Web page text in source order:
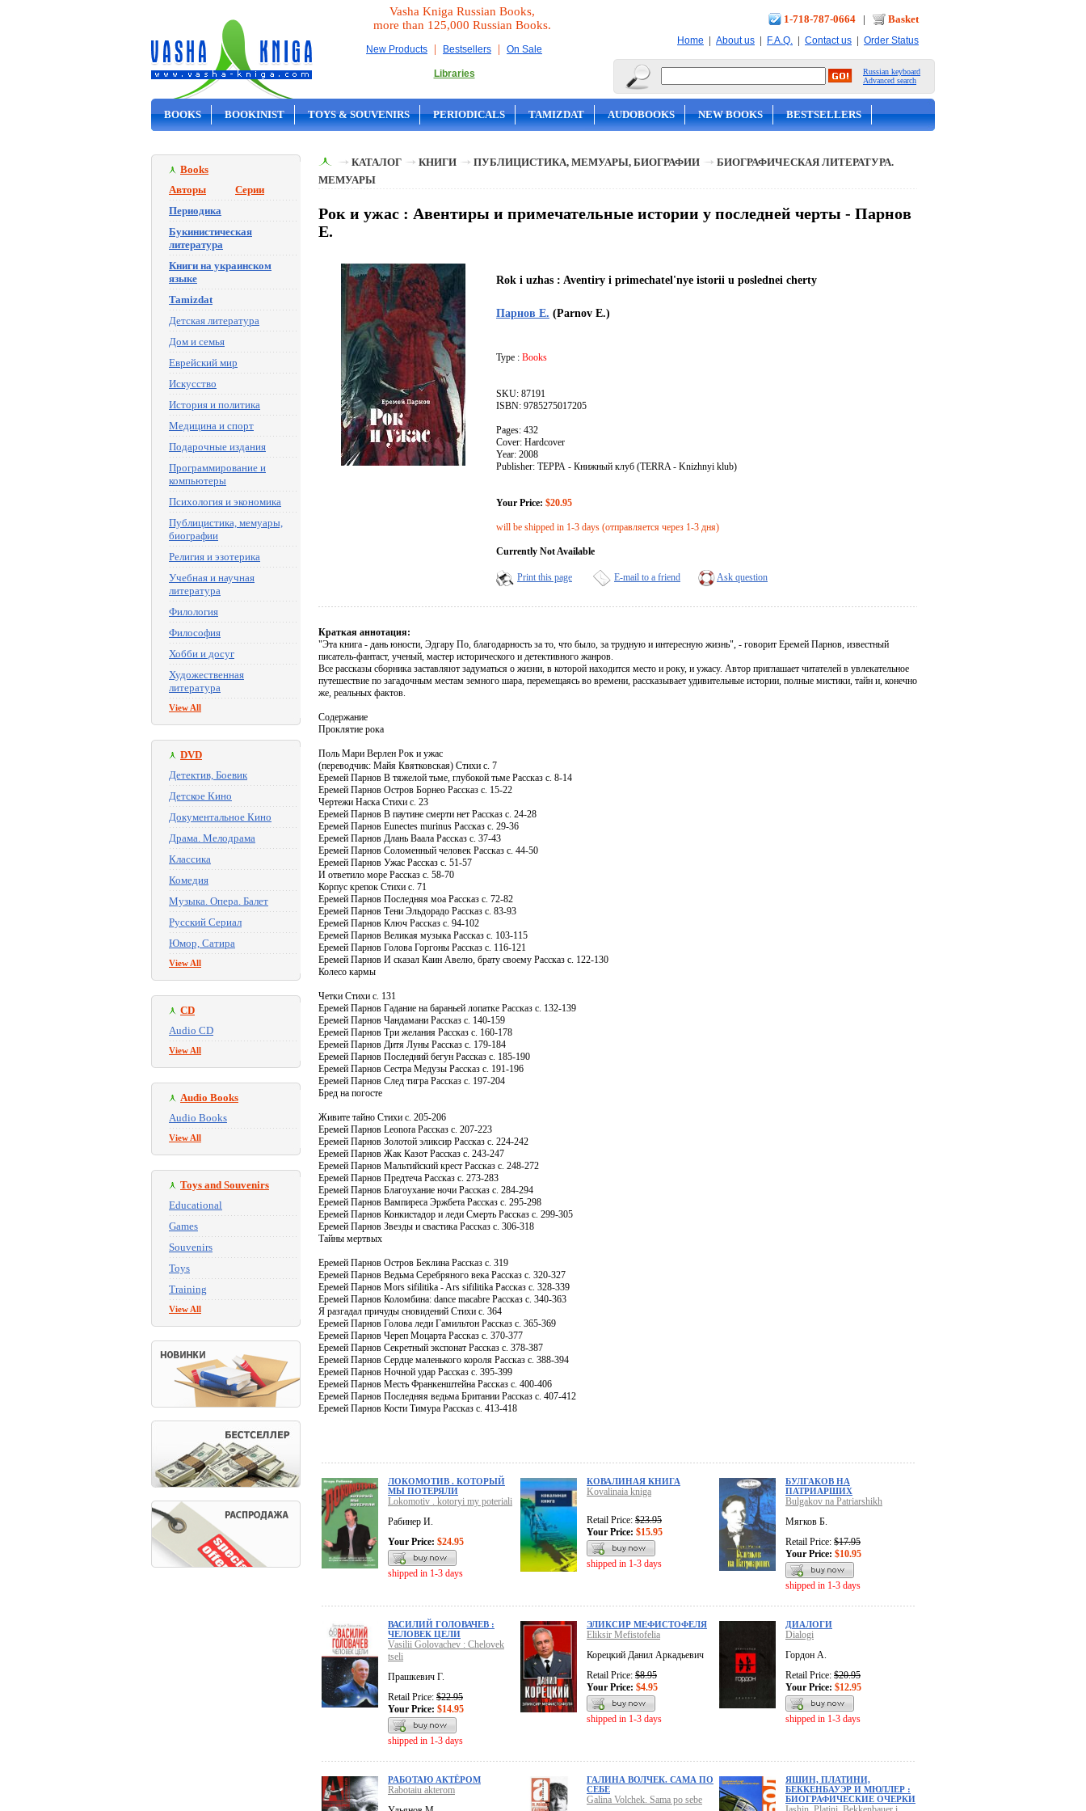
Vasha Kniga Russian Books,
more than 125,000 Russian Books.
New Products | Bestsellers | On Sale
Libraries
1-718-787-0664 | Basket
Home | About us | F.A.Q. | Contact us | Order Status
Russian keyboard
Advanced search
BOOKS BOOKINIST TOYS & SOUVENIRS PERIODICALS TAMIZDAT AUDOBOOKS NEW BOOKS BESTSELLERS
Books
Авторы
Серии
Периодика
Букинистическая
литература
Книги на украинском
языке
Tamizdat
Детская литература
Дом и семья
Еврейский мир
Искусство
История и политика
Медицина и спорт
Подарочные издания
Программирование и
компьютеры
Психология и экономика
Публицистика, мемуары,
биографии
Религия и эзотерика
Учебная и научная
литература
Филология
Философия
Хобби и досуг
Художественная
литература
View All
DVD
Детектив, Боевик
Детское Кино
Документальное Кино
Драма. Мелодрама
Классика
Комедия
Музыка. Опера. Балет
Русский Сериал
Юмор, Сатира
View All
CD
Audio CD
View All
Audio Books
Audio Books
View All
Toys and Souvenirs
Educational
Games
Souvenirs
Toys
Training
View All
КАТАЛОГ КНИГИ ПУБЛИЦИСТИКА, МЕМУАРЫ, БИОГРАФИИ
БИОГРАФИЧЕСКАЯ ЛИТЕРАТУРА.
МЕМУАРЫ
Рок и ужас : Авентиры и примечательные истории у последней черты - Парнов
Е.
Rok i uzhas : Aventiry i primechatel'nye istorii u poslednei cherty
Парнов Е. (Parnov E.)
Type : Books
SKU: 87191
ISBN: 9785275017205
Pages: 432
Cover: Hardcover
Year: 2008
Publisher: ТЕРРА - Книжный клуб (TERRA - Knizhnyi klub)
Your Price: $20.95
will be shipped in 1-3 days (отправляется через 1-3 дня)
Currently Not Available
Print this page E-mail to a friend Ask question
Краткая аннотация:
"Эта книга - дань юности, Эдгару По, благодарность за то, что было, за трудную и интересную жизнь", - говорит Еремей Парнов, известный
писатель-фантаст, ученый, мастер исторического и детективного жанров.
Все рассказы сборника заставляют задуматься о жизни, в которой находится место и року, и ужасу. Автор приглашает читателей в увлекательное
путешествие по загадочным местам земного шара, перемещаясь во времени, рассказывает удивительные истории, полные мистики, тайн и, конечно
же, реальных фактов.
Содержание
Проклятие рока
Поль Мари Верлен Рок и ужас
(переводчик: Майя Квятковская) Стихи c. 7
Еремей Парнов В тяжелой тьме, глубокой тьме Рассказ c. 8-14
Еремей Парнов Остров Борнео Рассказ c. 15-22
Чертежи Наска Стихи c. 23
Еремей Парнов В паутине смерти нет Рассказ c. 24-28
Еремей Парнов Eunectes murinus Рассказ c. 29-36
Еремей Парнов Длань Ваала Рассказ c. 37-43
Еремей Парнов Соломенный человек Рассказ c. 44-50
Еремей Парнов Ужас Рассказ c. 51-57
И ответило море Рассказ c. 58-70
Корпус крепок Стихи c. 71
Еремей Парнов Последняя моа Рассказ c. 72-82
Еремей Парнов Тени Эльдорадо Рассказ c. 83-93
Еремей Парнов Ключ Рассказ c. 94-102
Еремей Парнов Великая музыка Рассказ c. 103-115
Еремей Парнов Голова Горгоны Рассказ c. 116-121
Еремей Парнов И сказал Каин Авелю, брату своему Рассказ c. 122-130
Колесо кармы
Четки Стихи c. 131
Еремей Парнов Гадание на бараньей лопатке Рассказ c. 132-139
Еремей Парнов Чандамани Рассказ c. 140-159
Еремей Парнов Три желания Рассказ c. 160-178
Еремей Парнов Дитя Луны Рассказ c. 179-184
Еремей Парнов Последний бегун Рассказ c. 185-190
Еремей Парнов Сестра Медузы Рассказ c. 191-196
Еремей Парнов След тигра Рассказ c. 197-204
Бред на погосте
Живите тайно Стихи c. 205-206
Еремей Парнов Leonora Рассказ c. 207-223
Еремей Парнов Золотой эликсир Рассказ c. 224-242
Еремей Парнов Жак Казот Рассказ c. 243-247
Еремей Парнов Мальтийский крест Рассказ c. 248-272
Еремей Парнов Предтеча Рассказ c. 273-283
Еремей Парнов Благоухание ночи Рассказ c. 284-294
Еремей Парнов Вампиреса Эржбета Рассказ c. 295-298
Еремей Парнов Конкистадор и леди Смерть Рассказ c. 299-305
Еремей Парнов Звезды и свастика Рассказ c. 306-318
Тайны мертвых
Еремей Парнов Остров Беклина Рассказ c. 319
Еремей Парнов Ведьма Серебряного века Рассказ c. 320-327
Еремей Парнов Mors sifilitika - Ars sifilitika Рассказ c. 328-339
Еремей Парнов Коломбина: dance macabre Рассказ c. 340-363
Я разгадал причуды сновидений Стихи c. 364
Еремей Парнов Голова леди Гамильтон Рассказ c. 365-369
Еремей Парнов Череп Моцарта Рассказ c. 370-377
Еремей Парнов Секретный экспонат Рассказ c. 378-387
Еремей Парнов Сердце маленького короля Рассказ c. 388-394
Еремей Парнов Ночной удар Рассказ c. 395-399
Еремей Парнов Месть Франкенштейна Рассказ c. 400-406
Еремей Парнов Последняя ведьма Британии Рассказ c. 407-412
Еремей Парнов Кости Тимура Рассказ c. 413-418
ЛОКОМОТИВ . КОТОРЫЙ
МЫ ПОТЕРЯЛИ
Lokomotiv . kotoryi my poteriali
Рабинер И.
Your Price: $24.95
shipped in 1-3 days
КОВАЛИНАЯ КНИГА
Kovalinaia kniga
Retail Price: $23.95
Your Price: $15.95
shipped in 1-3 days
БУЛГАКОВ НА
ПАТРИАРШИХ
Bulgakov na Patriarshikh
Мягков Б.
Retail Price: $17.95
Your Price: $10.95
shipped in 1-3 days
ВАСИЛИЙ ГОЛОВАЧЕВ :
ЧЕЛОВЕК ЦЕЛИ
Vasilii Golovachev : Chelovek
tseli
Прашкевич Г.
Retail Price: $22.95
Your Price: $14.95
shipped in 1-3 days
ЭЛИКСИР МЕФИСТОФЕЛЯ
Eliksir Mefistofelia
Корецкий Данил Аркадьевич
Retail Price: $8.95
Your Price: $4.95
shipped in 1-3 days
ДИАЛОГИ
Dialogi
Гордон А.
Retail Price: $20.95
Your Price: $12.95
shipped in 1-3 days
РАБОТАЮ АКТЁРОМ
Rabotaiu akterom
ГАЛИНА ВОЛЧЕК. САМА ПО
СЕБЕ
Galina Volchek. Sama po sebe
ЯШИН, ПЛАТИНИ,
БЕККЕНБАУЭР И МЮЛЛЕР :
БИОГРАФИЧЕСКИЕ ОЧЕРКИ